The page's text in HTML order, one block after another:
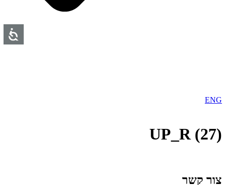
ENG
UP_R (27)
צור קשר